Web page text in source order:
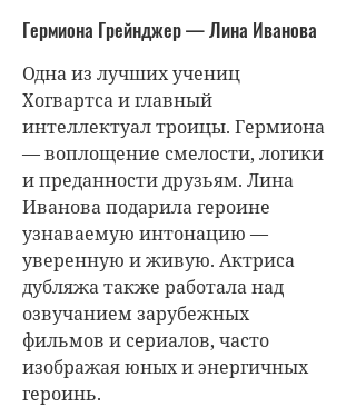
Гермиона Грейнджер — Лина Иванова
Одна из лучших учениц
Хогвартса и главный
интеллектуал троицы. Гермиона
— воплощение смелости, логики
и преданности друзьям. Лина
Иванова подарила героине
узнаваемую интонацию —
уверенную и живую. Актриса
дубляжа также работала над
озвучанием зарубежных
фильмов и сериалов, часто
изображая юных и энергичных
героинь.